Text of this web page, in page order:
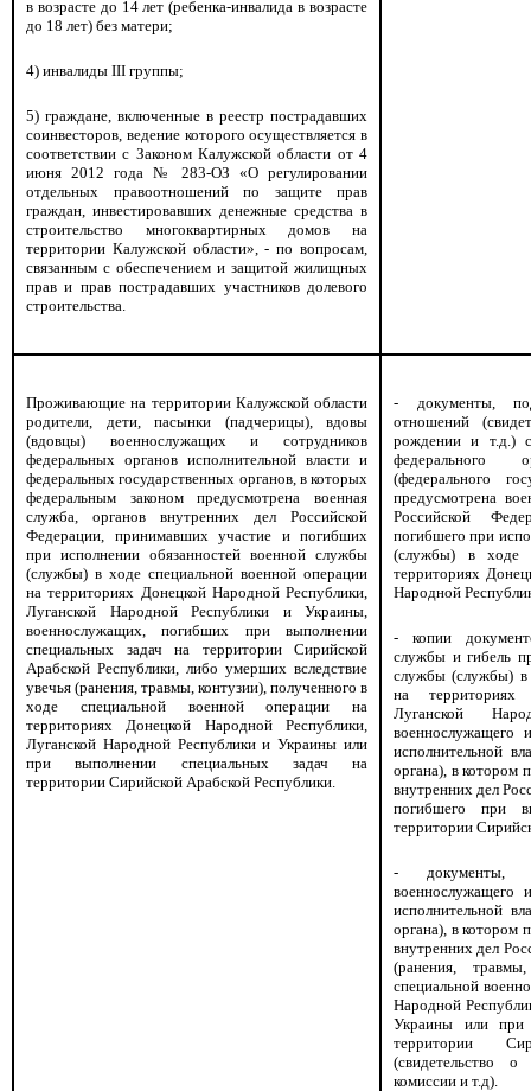
в возрасте до 14 лет (ребенка-инвалида в возрасте
до 18 лет) без матери;
4) инвалиды III группы;
5) граждане, включенные в реестр пострадавших
соинвесторов, ведение которого осуществляется в
соответствии с Законом Калужской области от 4
июня 2012 года № 283-ОЗ «О регулировании
отдельных правоотношений по защите прав
граждан, инвестировавших денежные средства в
строительство многоквартирных домов на
территории Калужской области», - по вопросам,
связанным с обеспечением и защитой жилищных
прав и прав пострадавших участников долевого
строительства.
Проживающие на территории Калужской области
родители, дети, пасынки (падчерицы), вдовы
(вдовцы) военнослужащих и сотрудников
федеральных органов исполнительной власти и
федеральных государственных органов, в которых
федеральным законом предусмотрена военная
служба, органов внутренних дел Российской
Федерации, принимавших участие и погибших
при исполнении обязанностей военной службы
(службы) в ходе специальной военной операции
на территориях Донецкой Народной Республики,
Луганской Народной Республики и Украины,
военнослужащих, погибших при выполнении
специальных задач на территории Сирийской
Арабской Республики, либо умерших вследствие
увечья (ранения, травмы, контузии), полученного в
ходе специальной военной операции на
территориях Донецкой Народной Республики,
Луганской Народной Республики и Украины или
при выполнении специальных задач на
территории Сирийской Арабской Республики.
- документы,
отношений
рождении и т.д.)
федерального
(федерального
предусмотрена
Российской
погибшего при
(службы) в ходе
территориях
Народной
- копии
службы и гибель
службы (службы) в
на территориях
Луганской
военнослужащего
исполнительной
органа), в котором
внутренних дел
погибшего при
территории
- документы,
военнослужащего
исполнительной
органа), в котором
внутренних дел
(ранения,
специальной
Народной
Украины или при
территории
(свидетельство о
комиссии и т.д).